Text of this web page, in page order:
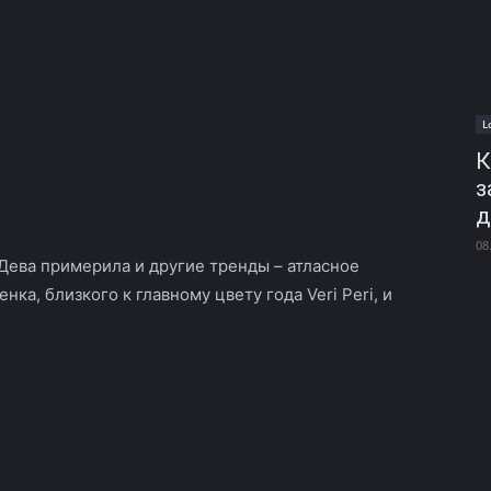
примерила и другие тренды – атласное
близкого к главному цвету года Veri Peri, и